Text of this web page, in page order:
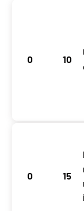
0 10
0 15